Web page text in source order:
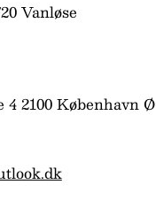
Vanløse
2100 København Ø